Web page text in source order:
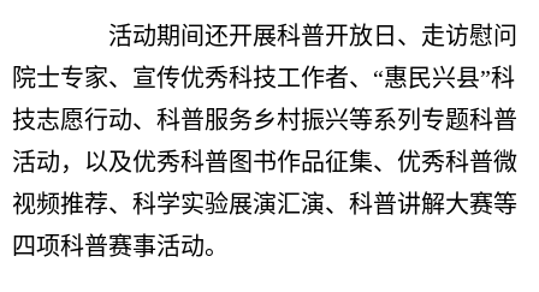
活动期间还开展科普开放日、走访慰问
院士专家、宣传优秀科技工作者、“惠民兴县”科
技志愿行动、科普服务乡村振兴等系列专题科普
活动，以及优秀科普图书作品征集、优秀科普微
视频推荐、科学实验展演汇演、科普讲解大赛等
四项科普赛事活动。